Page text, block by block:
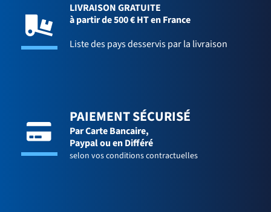
LIVRAISON GRATUITE
à partir de 500 € HT en France
Liste des pays desservis par la livraison
PAIEMENT SÉCURISÉ
Par Carte Bancaire,
Paypal ou en Différé
selon vos conditions contractuelles